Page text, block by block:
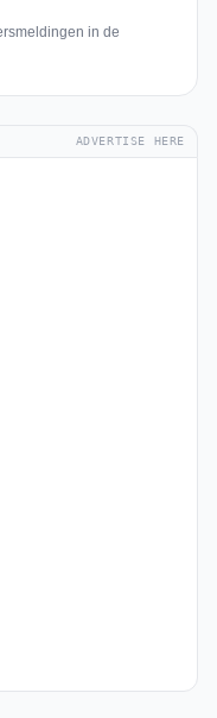
in de
ADVERTISE HERE